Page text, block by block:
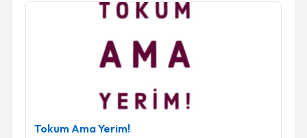
Tokum Ama Yerim!
Tokum Ama Yerim!